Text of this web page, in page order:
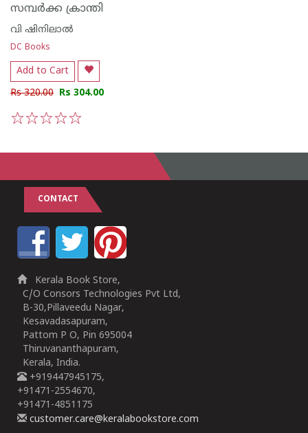
സമ്പര്‍ക്ക ക്രാന്തി
വി ഷിനിലാല്‍
DC Books
Add to Cart
Rs 320.00 Rs 304.00
CONTACT
Kerala Book Store,
C/O Consors Technologies Pvt Ltd,
B-30,Pillaveedu Nagar,
Kesavadasapuram,
Pattom P O, Pin 695004
Thiruvananthapuram,
Kerala, India.
+919447945175,
+91471-2554670,
+91471-4851175
customer.care@keralabookstore.com